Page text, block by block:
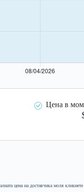
Цена в
цена на доставчика моля кликнете